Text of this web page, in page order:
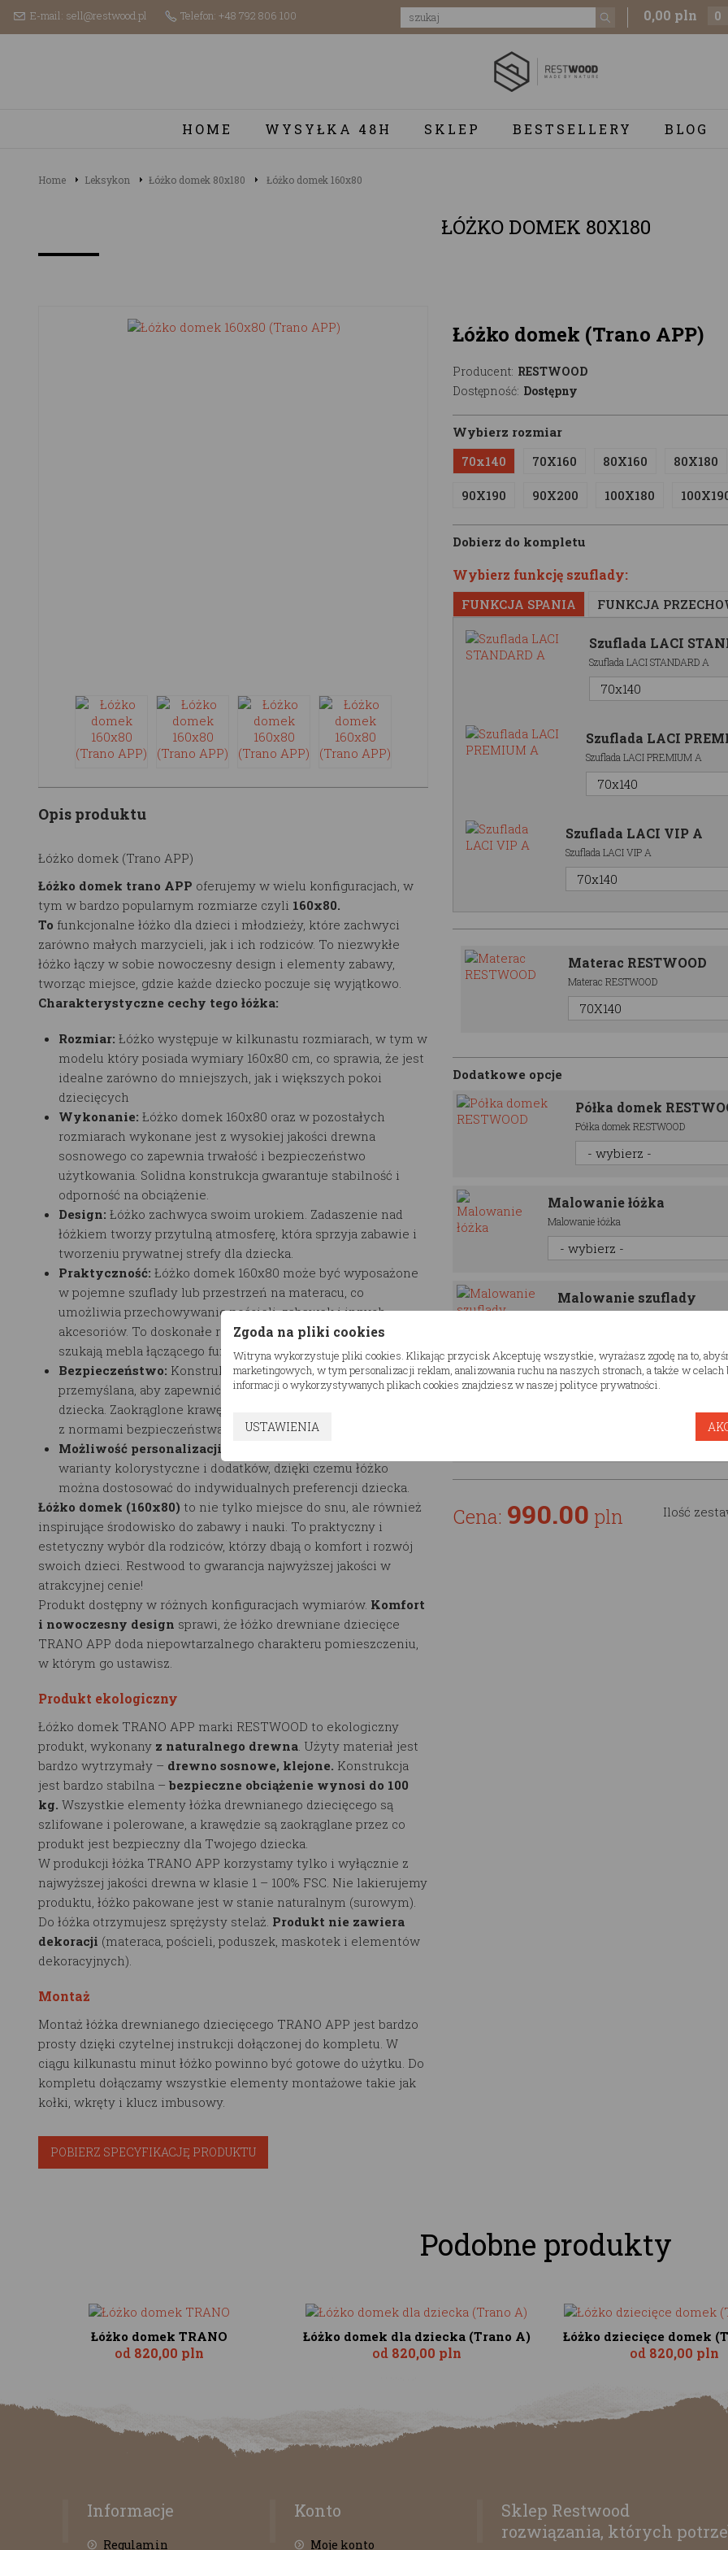
E-mail: sell@restwood.pl Telefon: +48 792 806 100 0,00 pln 0
HOME WYSYŁKA 48H SKLEP BESTSELLERY BLOG
Home Leksykon Łóżko domek 80x180 Łóżko domek 160x80
ŁÓŻKO DOMEK 80X180
Opis produktu
Łóżko domek (Trano APP)
Łóżko domek trano APP oferujemy w wielu konfiguracjach, w
tym w bardzo popularnym rozmiarze czyli 160x80.
To funkcjonalne łóżko dla dzieci i młodzieży, które zachwyci
zarówno małych marzycieli, jak i ich rodziców. To niezwykłe
łóżko łączy w sobie nowoczesny design i elementy zabawy,
tworząc miejsce, gdzie każde dziecko poczuje się wyjątkowo.
Charakterystyczne cechy tego łóżka:
Rozmiar: Łóżko występuje w kilkunastu rozmiarach, w tym w
modelu który posiada wymiary 160x80 cm, co sprawia, że jest
idealne zarówno do mniejszych, jak i większych pokoi
dziecięcych
Wykonanie: Łóżko domek 160x80 oraz w pozostałych
rozmiarach wykonane jest z wysokiej jakości drewna
sosnowego co zapewnia trwałość i bezpieczeństwo
użytkowania. Solidna konstrukcja gwarantuje stabilność i
odporność na obciążenie.
Design: Łóżko zachwyca swoim urokiem. Zadaszenie nad
łóżkiem tworzy przytulną atmosferę, która sprzyja zabawie i
tworzeniu prywatnej strefy dla dziecka.
Praktyczność: Łóżko domek 160x80 może być wyposażone
w pojemne szuflady lub przestrzeń na materacu, co
umożliwia przechowywanie pościeli, zabawek i innych
akcesoriów. To doskonałe rozwiązanie dla rodziców, którzy
szukają mebla łączącego funkcję spania i przechowywania.
Bezpieczeństwo: Konstrukcja łóżka domek została starannie
przemyślana, aby zapewnić maksymalne bezpieczeństwo
dziecka. Zaokrąglone krawędzie i solidne materiały są zgodne
z normami bezpieczeństwa.
Możliwość personalizacji:
warianty kolorystyczne i dodatków, dzięki czemu łóżko
można dostosować do indywidualnych preferencji dziecka.
Łóżko domek (160x80) to nie tylko miejsce do snu, ale również
inspirujące środowisko do zabawy i nauki. To praktyczny i
estetyczny wybór dla rodziców, którzy dbają o komfort i rozwój
swoich dzieci. Restwood to gwarancja najwyższej jakości w
atrakcyjnej cenie!
Produkt dostępny w różnych konfiguracjach wymiarów. Komfort
i nowoczesny design sprawi, że łóżko drewniane dziecięce
TRANO APP doda niepowtarzalnego charakteru pomieszczeniu,
w którym go ustawisz.
Produkt ekologiczny
Łóżko domek TRANO APP marki RESTWOOD to ekologiczny
produkt, wykonany z naturalnego drewna . Użyty materiał jest
bardzo wytrzymały – drewno sosnowe, klejone. Konstrukcja
jest bardzo stabilna – bezpieczne obciążenie wynosi do 100
kg. Wszystkie elementy łóżka drewnianego dziecięcego są
szlifowane i polerowane, a krawędzie są zaokrąglane przez co
produkt jest bezpieczny dla Twojego dziecka.
W produkcji łóżka TRANO APP korzystamy tylko i wyłącznie z
najwyższej jakości drewna w klasie 1 – 100% FSC. Nie lakierujemy
produktu, łóżko pakowane jest w stanie naturalnym (surowym).
Do łóżka otrzymujesz sprężysty stelaż. Produkt nie zawiera
dekoracji (materaca, pościeli, poduszek, maskotek i elementów
dekoracyjnych).
Montaż
Montaż łóżka drewnianego dziecięcego TRANO APP jest bardzo
prosty dzięki czytelnej instrukcji dołączonej do kompletu. W
ciągu kilkunastu minut łóżko powinno być gotowe do użytku. Do
kompletu dołączamy wszystkie elementy montażowe takie jak
kołki, wkręty i klucz imbusowy.
POBIERZ SPECYFIKACJĘ PRODUKTU
Łóżko domek (Trano APP)
Producent: RESTWOOD
Dostępność: Dostępny
Wybierz rozmiar
70x140
70X160 80X160 80X180
90X190 90X200 100X180
Dobierz do kompletu
Wybierz funkcję szuflady:
FUNKCJA SPANIA FUNKCJA
Szuflada LACI
Szuflada LACI STANDARD A
Szuflada LACI
Szuflada LACI PREMIUM A
Szuflada LACI VIP A
Szuflada LACI VIP A
Materac RESTWOOD
Materac RESTWOOD
Dodatkowe opcje
Półka domek
Półka domek RESTWOOD
Malowanie łóżka
Malowanie łóżka
Malowanie szuflady
Malowanie półki
Cena: 990.00 pln Ilość
Podobne produkty
Łóżko domek TRANO
od 820,00 pln
Łóżko domek dla dziecka (Trano A)
od 820,00 pln
Łóżko dziecięce domek
od 820,00 pln
Informacje
Regulamin
Konto
Moje konto
Sklep Restwood
rozwiązania, których
Zgoda na pliki cookies
Witryna wykorzystuje pliki cookies. Klikając przycisk Akceptuję wszystkie, wyrażasz zgodę na to,
marketingowych, w tym personalizacji reklam, analizowania ruchu na naszych stronach, a także w
informacji o wykorzystywanych plikach cookies znajdziesz w naszej polityce prywatności.
USTAWIENIA